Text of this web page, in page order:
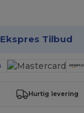
Ekspres Tilbud
Hurtig levering